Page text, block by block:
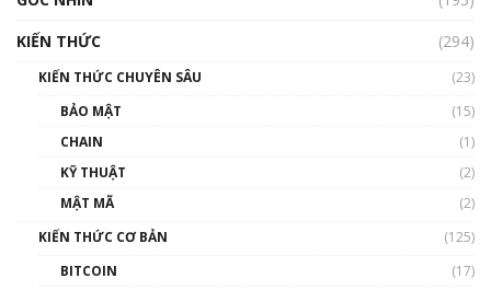
00:43:47
KIẾN THỨC
(294)
KIẾN THỨC CHUYÊN SÂU
(23)
BẢO MẬT
(15)
CHAIN
(1)
KỸ THUẬT
(2)
MẬT MÃ
(2)
KIẾN THỨC CƠ BẢN
(125)
BITCOIN
(17)